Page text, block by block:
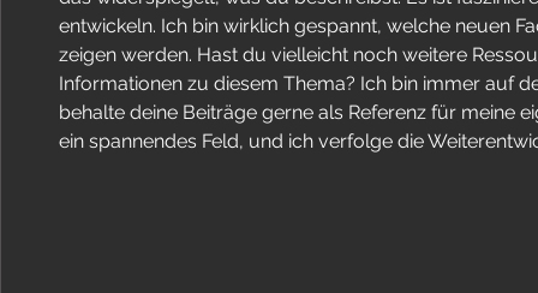
entwickeln. Ich bin wirklich gespannt, welche neuen
zeigen werden. Hast du vielleicht noch weitere
Informationen zu diesem Thema? Ich bin immer auf
behalte deine Beiträge gerne als Referenz für meine
ein spannendes Feld, und ich verfolge die